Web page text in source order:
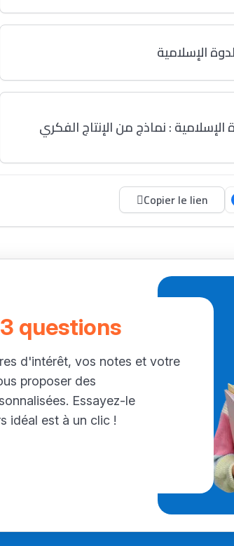
الإسلامية
الإسلامية : نماذج من الإنتاج الفكري
Copier le lien
questions
d'intérêt, vos notes et votre
proposer des
Essayez-le
idéal est à un clic !